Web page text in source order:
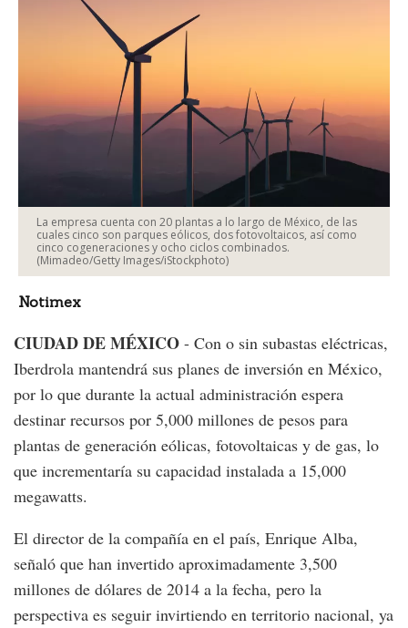
La empresa cuenta con 20 plantas a lo largo de México, de las
cuales cinco son parques eólicos, dos fotovoltaicos, así como
cinco cogeneraciones y ocho ciclos combinados.
(Mimadeo/Getty Images/iStockphoto)
Notimex
CIUDAD DE MÉXICO - Con o sin subastas eléctricas,
Iberdrola mantendrá sus planes de inversión en México,
por lo que durante la actual administración espera
destinar recursos por 5,000 millones de pesos para
plantas de generación eólicas, fotovoltaicas y de gas, lo
que incrementaría su capacidad instalada a 15,000
megawatts.
El director de la compañía en el país, Enrique Alba,
señaló que han invertido aproximadamente 3,500
millones de dólares de 2014 a la fecha, pero la
perspectiva es seguir invirtiendo en territorio nacional, ya